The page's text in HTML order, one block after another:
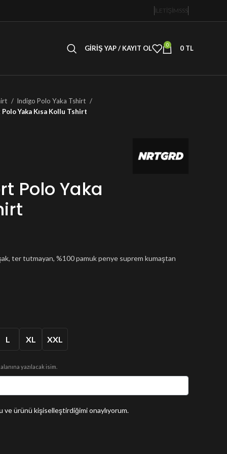
İLETİŞİMSSS
GIRIŞ YAP / KAYIT OL 0 0 TL
Indigo Polo Yaka Tshirt
Yaka Kısa Kollu Tshirt
Polo Yaka
ter tutmayan, %100 pamuk penye suprem kumaştan
L XL XXL
yazılacak isim.
ve ürünü kişiselleştirdiğimi onaylıyorum.